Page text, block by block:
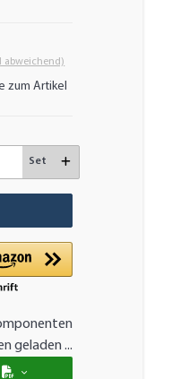
abweichend)
zum Artikel
Set
geladen ...